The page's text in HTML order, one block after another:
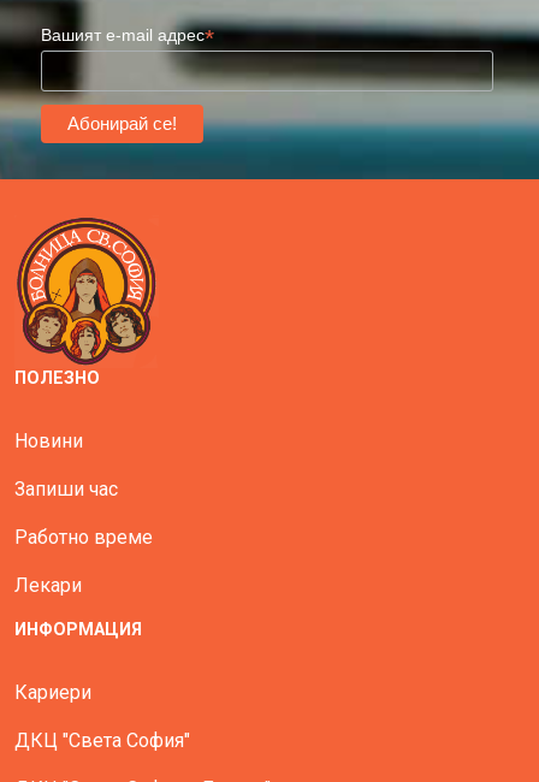
Вашият e-mail адрес*
ПОЛЕЗНО
Новини
Запиши час
Работно време
Лекари
ИНФОРМАЦИЯ
Кариери
ДКЦ "Света София"